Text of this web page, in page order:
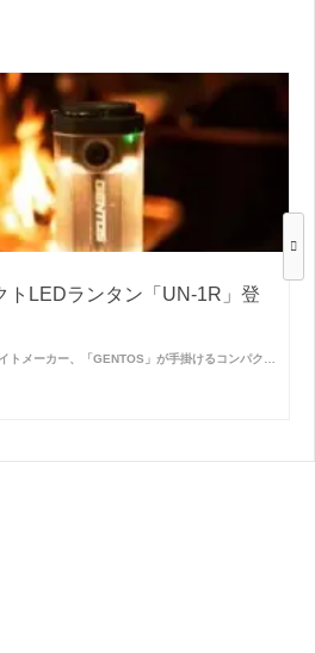
トLEDランタン「UN-1R」登
トメーカー、「GENTOS」が手掛けるコンパク…